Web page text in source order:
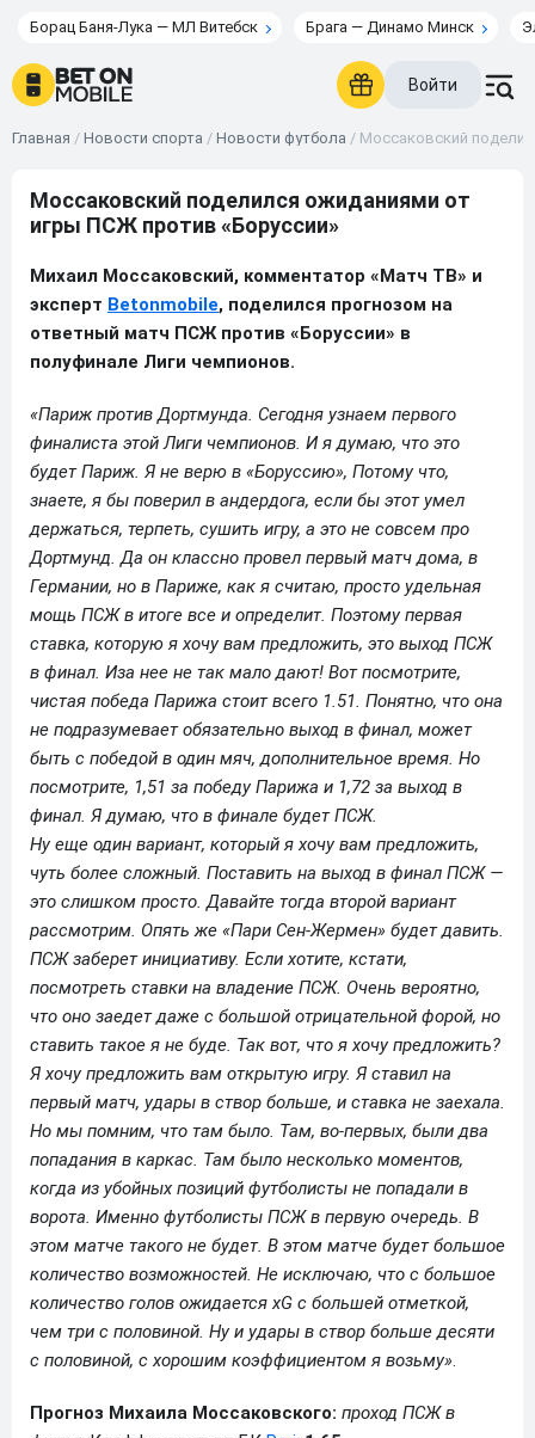
Борац Баня-Лука — МЛ Витебск Брага — Динамо Минск
Войти
Главная / Новости спорта / Новости футбола / Моссаковский
Моссаковский поделился ожиданиями от
игры ПСЖ против «Боруссии»
Михаил Моссаковский, комментатор «Матч ТВ» и
эксперт Betonmobile, поделился прогнозом на
ответный матч ПСЖ против «Боруссии» в
полуфинале Лиги чемпионов.
«Париж против Дортмунда. Сегодня узнаем первого
финалиста этой Лиги чемпионов. И я думаю, что это
будет Париж. Я не верю в «Боруссию», Потому что,
знаете, я бы поверил в андердога, если бы этот умел
держаться, терпеть, сушить игру, а это не совсем про
Дортмунд. Да он классно провел первый матч дома, в
Германии, но в Париже, как я считаю, просто удельная
мощь ПСЖ в итоге все и определит. Поэтому первая
ставка, которую я хочу вам предложить, это выход ПСЖ
в финал. Иза нее не так мало дают! Вот посмотрите,
чистая победа Парижа стоит всего 1.51. Понятно, что она
не подразумевает обязательно выход в финал, может
быть с победой в один мяч, дополнительное время. Но
посмотрите, 1,51 за победу Парижа и 1,72 за выход в
финал. Я думаю, что в финале будет ПСЖ.
Ну еще один вариант, который я хочу вам предложить,
чуть более сложный. Поставить на выход в финал ПСЖ —
это слишком просто. Давайте тогда второй вариант
рассмотрим. Опять же «Пари Сен-Жермен» будет давить.
ПСЖ заберет инициативу. Если хотите, кстати,
посмотреть ставки на владение ПСЖ. Очень вероятно,
что оно заедет даже с большой отрицательной форой, но
ставить такое я не буде. Так вот, что я хочу предложить?
Я хочу предложить вам открытую игру. Я ставил на
первый матч, удары в створ больше, и ставка не заехала.
Но мы помним, что там было. Там, во-первых, были два
попадания в каркас. Там было несколько моментов,
когда из убойных позиций футболисты не попадали в
ворота. Именно футболисты ПСЖ в первую очередь. В
этом матче такого не будет. В этом матче будет большое
количество возможностей. Не исключаю, что с большое
количество голов ожидается xG с большей отметкой,
чем три с половиной. Ну и удары в створ больше десяти
с половиной, с хорошим коэффициентом я возьму».
Прогноз Михаила Моссаковского: проход ПСЖ в